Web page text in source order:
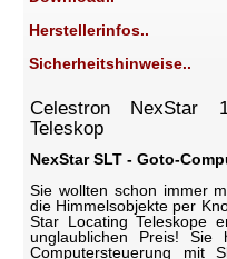
Herstellerinfos..
Sicherheitshinweise..
Celestron NexStar
Teleskop
NexStar SLT - Goto-
Sie wollten schon immer
die Himmelsobjekte per
Star Locating Teleskope
unglaublichen Preis! Sie
Computersteuerung mit